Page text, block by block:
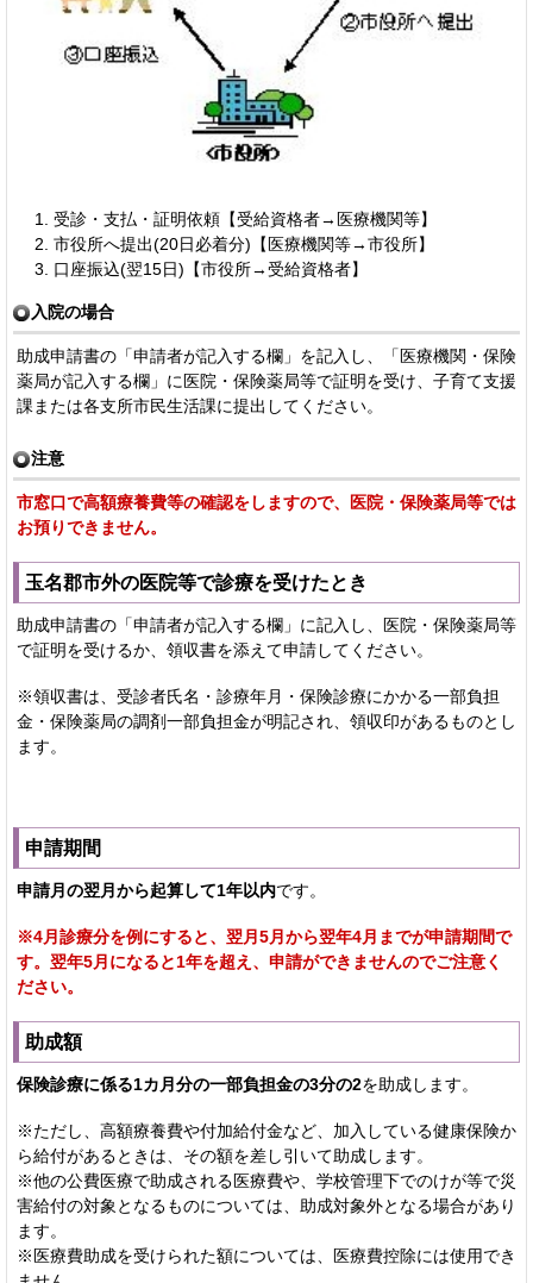
受診・支払・証明依頼【受給資格者→医療機関等】
市役所へ提出(20日必着分)【医療機関等→市役所】
口座振込(翌15日)【市役所→受給資格者】
入院の場合
助成申請書の「申請者が記入する欄」を記入し、「医療機関・保険
薬局が記入する欄」に医院・保険薬局等で証明を受け、子育て支援
課または各支所市民生活課に提出してください。
注意
市窓口で高額療養費等の確認をしますので、医院・保険薬局等では
お預りできません。
玉名郡市外の医院等で診療を受けたとき
助成申請書の「申請者が記入する欄」に記入し、医院・保険薬局等
で証明を受けるか、領収書を添えて申請してください。
※領収書は、受診者氏名・診療年月・保険診療にかかる一部負担
金・保険薬局の調剤一部負担金が明記され、領収印があるものとし
ます。
申請期間
申請月の翌月から起算して1年以内です。
※4月診療分を例にすると、翌月5月から翌年4月までが申請期間で
す。翌年5月になると1年を超え、申請ができませんのでご注意く
ださい。
助成額
保険診療に係る1カ月分の一部負担金の3分の2を助成します。
※ただし、高額療養費や付加給付金など、加入している健康保険か
ら給付があるときは、その額を差し引いて助成します。
※他の公費医療で助成される医療費や、学校管理下でのけが等で災
害給付の対象となるものについては、助成対象外となる場合があり
ます。
※医療費助成を受けられた額については、医療費控除には使用でき